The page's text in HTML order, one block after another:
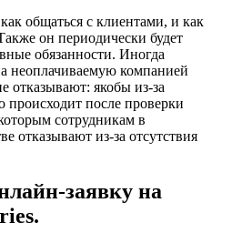
общаться с клиентами, и как
он периодически будет
обязанности. Иногда
неоплачиваемую компанией
отказывают: якобы из-за
происходит после проверки
сотрудникам в
отказывают из-за отсутствия
заявку на